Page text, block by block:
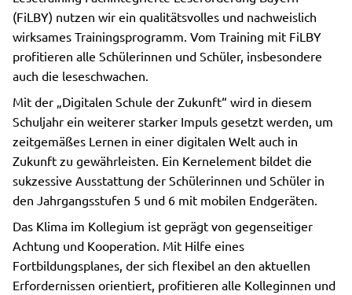
(FiLBY) nutzen wir ein qualitätsvolles und nachweislich
wirksames Trainingsprogramm. Vom Training mit FiLBY
profitieren alle Schülerinnen und Schüler, insbesondere
auch die leseschwachen.
Mit der „Digitalen Schule der Zukunft“ wird in diesem
Schuljahr ein weiterer starker Impuls gesetzt werden, um
zeitgemäßes Lernen in einer digitalen Welt auch in
Zukunft zu gewährleisten. Ein Kernelement bildet die
sukzessive Ausstattung der Schülerinnen und Schüler in
den Jahrgangsstufen 5 und 6 mit mobilen Endgeräten.
Das Klima im Kollegium ist geprägt von gegenseitiger
Achtung und Kooperation. Mit Hilfe eines
Fortbildungsplanes, der sich flexibel an den aktuellen
Erfordernissen orientiert, profitieren alle Kolleginnen und